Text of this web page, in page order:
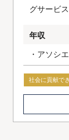
グサービ
年収
・アソシ
ンサルタ
社会に貢献で